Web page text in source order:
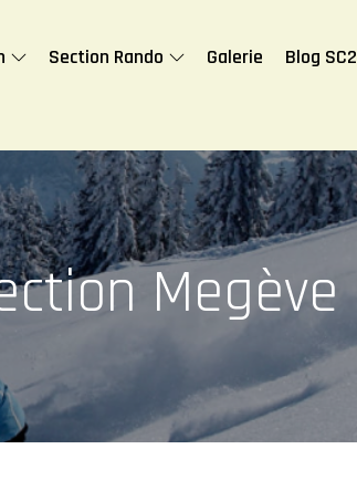
Section Rando Galerie Blog SC2
Megève